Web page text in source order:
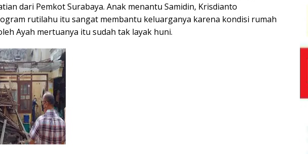
dari Pemkot Surabaya. Anak menantu Samidin, Krisdianto
rutilahu itu sangat membantu keluarganya karena kondisi rumah
Ayah mertuanya itu sudah tak layak huni.